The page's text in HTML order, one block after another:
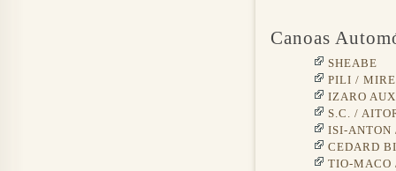
Canoas
SHEABE
PILI /
IZARO
S.C. /
ISI-ANTON
CEDARD
TIO-